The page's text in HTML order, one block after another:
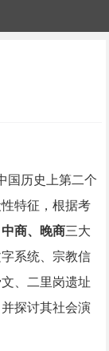
国历史上第二个
特征，根据考
商、晚商三大
系统、宗教信
、二里岗遗址
探讨其社会演